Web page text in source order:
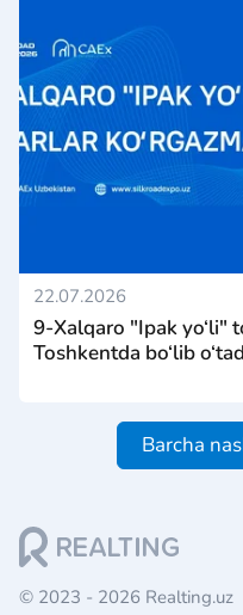
22.07.2026
9-Xalqaro "Ipak yo‘li"
Toshkentda bo‘lib
Barcha
© 2023 - 2026 Realting.uz